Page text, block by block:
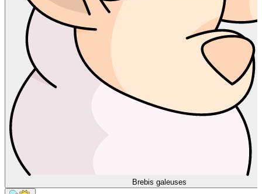
Brebis galeuses